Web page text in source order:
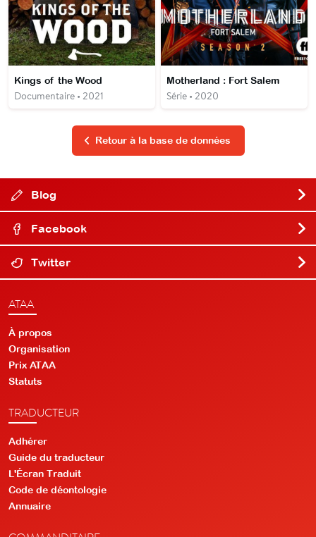
Kings of the Wood
Documentaire • 2021
Motherland : Fort Salem
Série • 2020
Retour à la base de données
Blog
Facebook
Twitter
ATAA
À propos
Organisation
Prix ATAA
Statuts
TRADUCTEUR
Adhérer
Guide du traducteur
L'Écran Traduit
Code de déontologie
Annuaire